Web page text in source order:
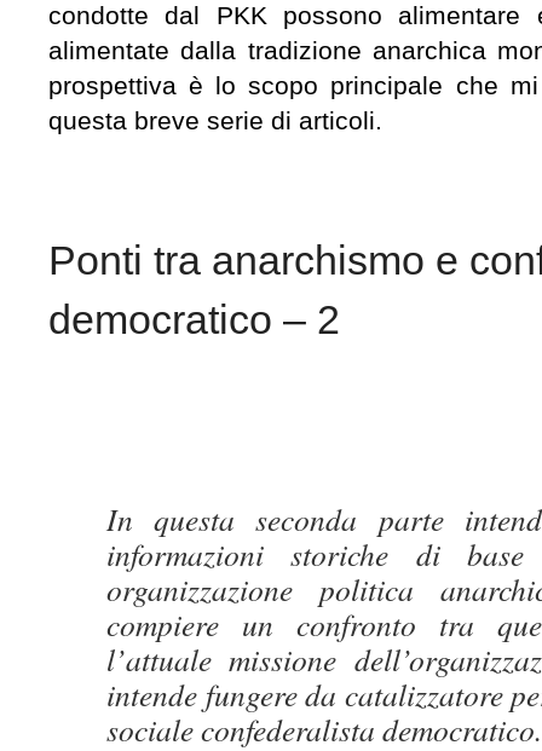
condotte dal PKK possono
alimentate dalla tradizione anarchica
prospettiva è lo scopo principale che
questa breve serie di articoli.
Ponti tra anarchismo e
democratico – 2
In questa seconda parte
informazioni storiche di
organizzazione politica
compiere un confronto tra
l’attuale missione
intende fungere da catalizzatore
sociale confederalista democratico.